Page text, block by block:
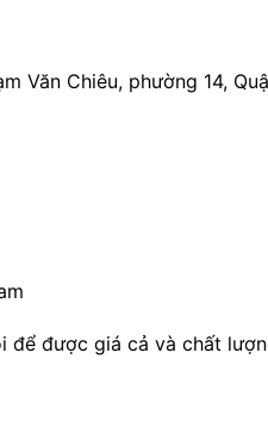
Chiêu, phường 14,
để được giá cả và chất